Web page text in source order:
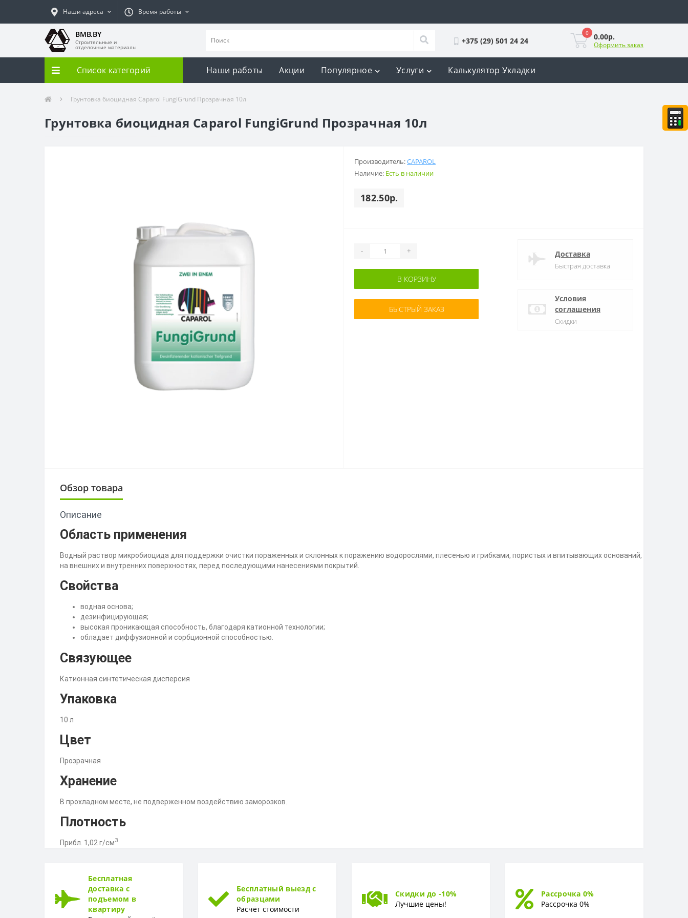
Наши адреса Время работы
BMB.BY
Строительные и
отделочные материалы
+375 (29) 501 24 24
0 0.00р.
Оформить заказ
Список категорий Наши работы Акции Популярное Услуги Калькулятор Укладки
Грунтовка биоцидная Сaparol FungiGrund Прозрачная 10л
Грунтовка биоцидная Сaparol FungiGrund Прозрачная 10л
Производитель:CAPAROL
Наличие: Есть в наличии
182.50р.
- +
В КОРЗИНУ
БЫСТРЫЙ ЗАКАЗ
Доставка
Быстрая доставка
Условия
соглашения
Скидки
Обзор товара
Описание
Область применения
Водный раствор микробиоцида для поддержки очистки пораженных и склонных к поражению водорослями, плесенью и грибками, пористых и впитывающих оснований,
на внешних и внутренних поверхностях, перед последующими нанесениями покрытий.
Свойства
водная основа;
дезинфицирующая;
высокая проникающая способность, благодаря катионной технологии;
обладает диффузионной и сорбционной способностью.
Связующее
Катионная синтетическая дисперсия
Упаковка
10 л
Цвет
Прозрачная
Хранение
В прохладном месте, не подверженном воздействию заморозков.
Плотность
Прибл. 1,02 г/см3
Бесплатная
доставка с
подъемом в
квартиру
Бесплатный выезд с
образцами
Расчёт стоимости
Скидки до -10%
Лучшие цены!
Рассрочка 0%
Рассрочка 0%